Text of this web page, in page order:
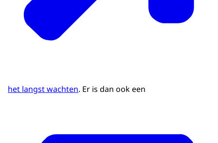
het langst wachten. Er is dan ook een